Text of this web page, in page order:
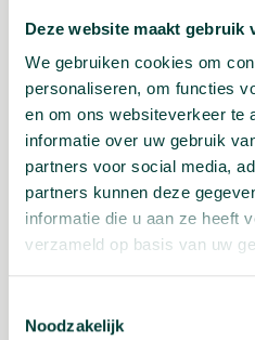
Deze website maakt gebruik
We gebruiken cookies om
personaliseren, om functies
en om ons websiteverkeer te
informatie over uw gebruik
partners voor social media,
partners kunnen deze
informatie die u aan ze heeft
verzameld op basis van uw
Noodzakelijk
Voor ondernemers werkt
hetzelfde als voor
het belangrijk om goed
gegevens kloppen,
hypotheekgegevens en
kosten
In onderstaande tabel
hoe de verschillende
woning fiscaal worden
Woning